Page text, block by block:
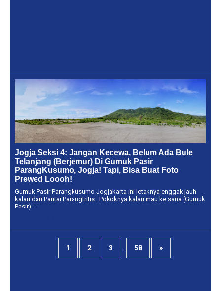
Jogja Seksi 4: Jangan Kecewa, Belum Ada Bule
Telanjang (Berjemur) Di Gumuk Pasir
ParangKusumo, Jogja! Tapi, Bisa Buat Foto
Prewed Loooh!
Gumuk Pasir Parangkusumo Jogjakarta ini letaknya enggak jauh
kalau dari Pantai Parangtritis . Pokoknya kalau mau ke sana (Gumuk
Pasir) ...
1 2 3 ... 58 »